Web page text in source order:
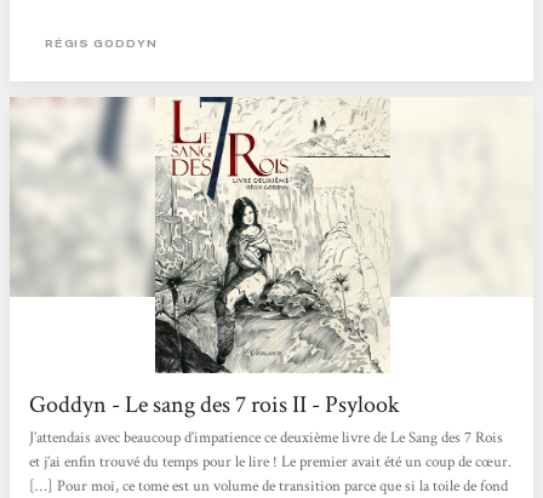
été un peu frustrée par ce manque de réponses et par le rythme plus lent du
hâte...
RÉGIS GODDYN
Goddyn - Le sang des 7 rois II - Psylook
J’attendais avec beaucoup d’impatience ce deuxième livre de Le Sang des 7 Rois
et j’ai enfin trouvé du temps pour le lire ! Le premier avait été un coup de cœur.
[…] Pour moi, ce tome est un volume de transition parce que si la toile de fond